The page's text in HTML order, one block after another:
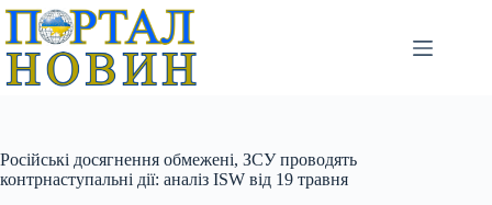
Перейти
вмісту
Російські досягнення обмежені, ЗСУ проводять
контрнаступальні дії: аналіз ISW від 19 травня